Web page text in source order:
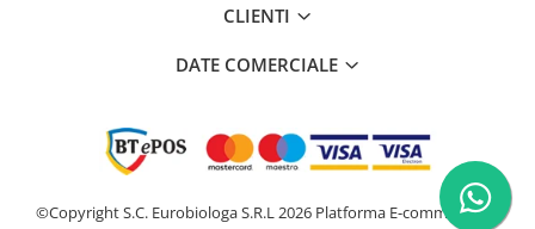
CLIENTI
DATE COMERCIALE
©Copyright S.C. Eurobiologa S.R.L 2026 Platforma E-commerce by